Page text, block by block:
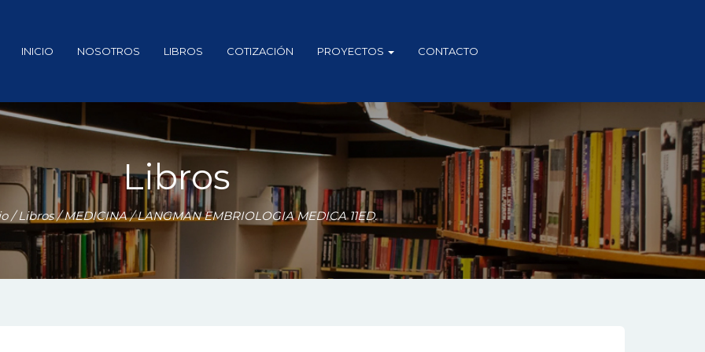
INICIO NOSOTROS LIBROS COTIZACIÓN PROYECTOS CONTACTO
Libros
/Libros/MEDICINA/ LANGMAN EMBRIOLOGIA MEDICA 11ED.